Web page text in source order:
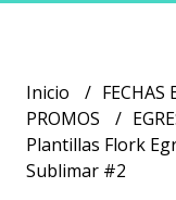
Inicio FECHAS
PROMOS
Plantillas Flork
Sublimar #2